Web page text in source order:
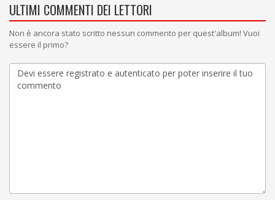
ULTIMI COMMENTI DEI LETTORI
Non è ancora stato scritto nessun commento per quest'album! Vuoi
essere il primo?